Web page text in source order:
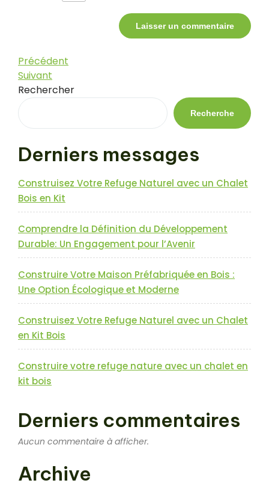
Navigation
de
l’article
Article
précédent
Précédent
Article
suivant
Suivant
Rechercher
Recherche
Derniers messages
Construisez Votre Refuge Naturel avec un Chalet
Bois en Kit
Comprendre la Définition du Développement
Durable: Un Engagement pour l’Avenir
Construire Votre Maison Préfabriquée en Bois :
Une Option Écologique et Moderne
Construisez Votre Refuge Naturel avec un Chalet
en Kit Bois
Construire votre refuge nature avec un chalet en
kit bois
Derniers commentaires
Aucun commentaire à afficher.
Archive